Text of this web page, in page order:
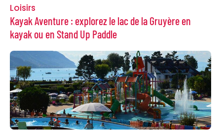
Loisirs
Kayak Aventure : explorez le lac de la Gruyère en
kayak ou en Stand Up Paddle